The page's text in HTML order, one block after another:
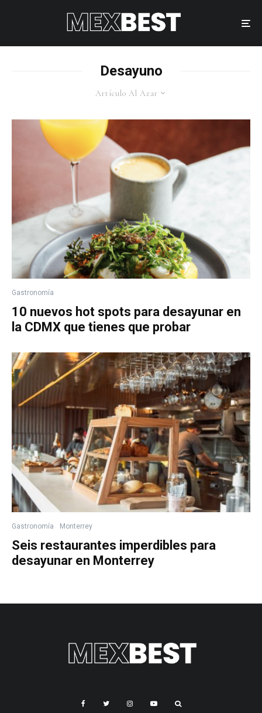
Desayuno
Artículo Al Azar
Gastronomía
10 nuevos hot spots para desayunar en
la CDMX que tienes que probar
Gastronomía Monterrey
Seis restaurantes imperdibles para
desayunar en Monterrey